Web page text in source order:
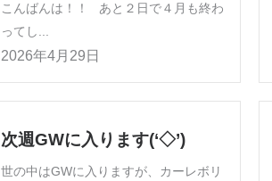
こんばんは！！ あと２日で４月も終わ
ってし...
2026年4月29日
次週GWに入ります(‘◇’)ゞ
世の中はGWに入りますが、カーレボリ